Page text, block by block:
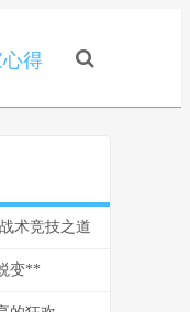
得
术竞技之道
变**